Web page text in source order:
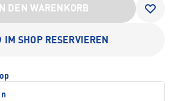
IN DEN WARENKORB
IM SHOP RESERVIEREN